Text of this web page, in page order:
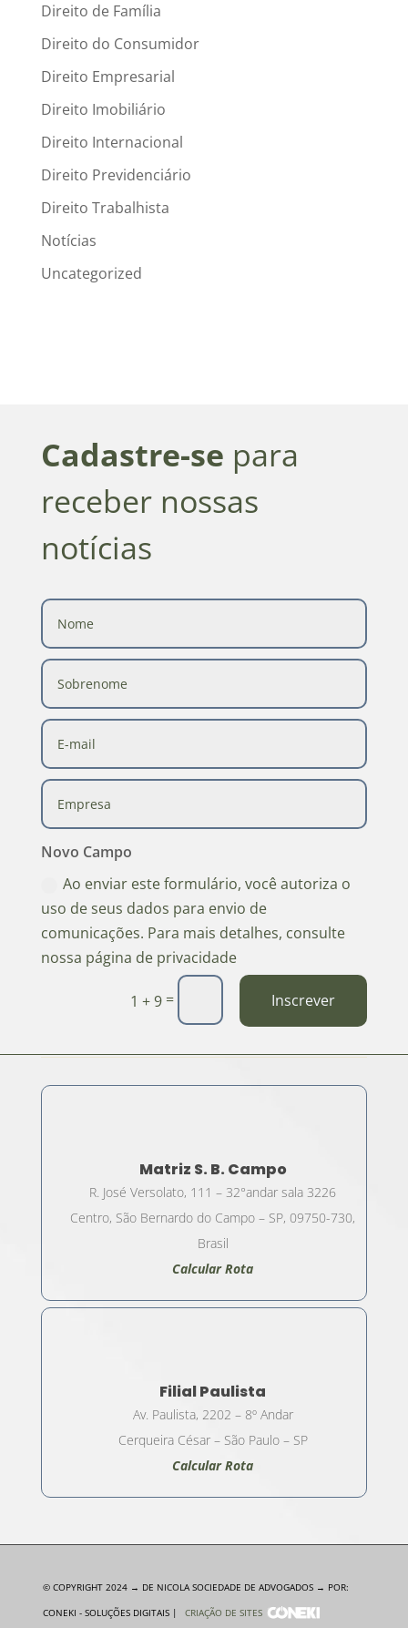
Direito de Família
Direito do Consumidor
Direito Empresarial
Direito Imobiliário
Direito Internacional
Direito Previdenciário
Direito Trabalhista
Notícias
Uncategorized
Cadastre-se para
receber nossas
notícias
Novo Campo
Ao enviar este formulário, você autoriza o
uso de seus dados para envio de
comunicações. Para mais detalhes, consulte
nossa página de privacidade
1 + 9 = Inscrever
Matriz S. B. Campo
R. José Versolato, 111 – 32°andar sala 3226
Centro, São Bernardo do Campo – SP, 09750-730,
Brasil
Calcular Rota
Filial Paulista
Av. Paulista, 2202 – 8º Andar
Cerqueira César – São Paulo – SP
Calcular Rota
© COPYRIGHT 2024 → DE NICOLA SOCIEDADE DE ADVOGADOS → POR:
CONEKI - SOLUÇÕES DIGITAIS |
CRIAÇÃO DE SITES